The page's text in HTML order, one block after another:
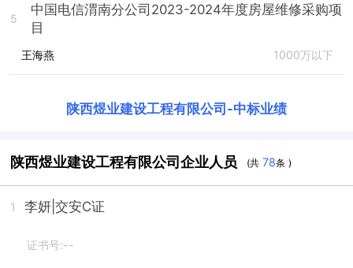
5
中国电信渭南分公司2023-2024年度房屋维修采购项
目
王海燕 1000万以下
陕西煜业建设工程有限公司 -中标业绩
陕西煜业建设工程有限公司企业人员 (共78条 )
1 李妍 |交安C证
证书号:--